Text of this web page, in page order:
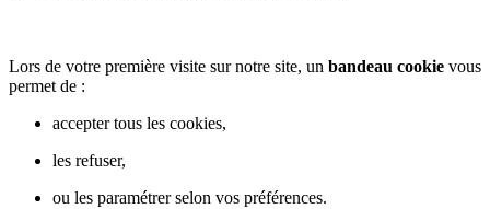
Lors de votre première visite sur notre site, un bandeau cookie vous
permet de :
accepter tous les cookies,
les refuser,
ou les paramétrer selon vos préférences.